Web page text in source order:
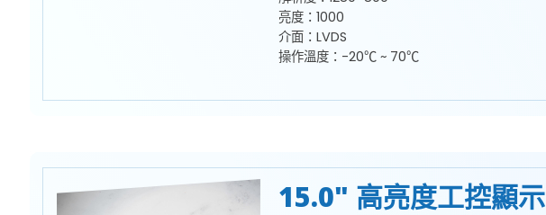
亮度：1000
介面：LVDS
操作溫度：-20℃ ~ 70℃
15.0" 高亮度工控顯示